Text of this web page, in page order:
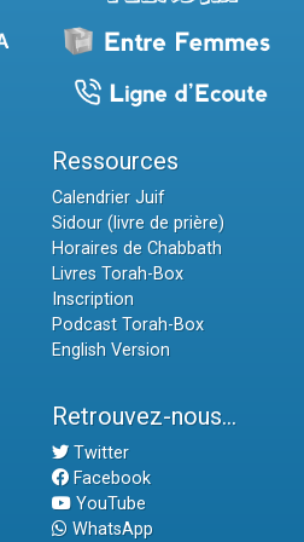
Ressources
Calendrier Juif
Sidour (livre de prière)
Horaires de Chabbath
Livres Torah-Box
Inscription
Podcast Torah-Box
English Version
Retrouvez-nous...
Twitter
Facebook
YouTube
WhatsApp